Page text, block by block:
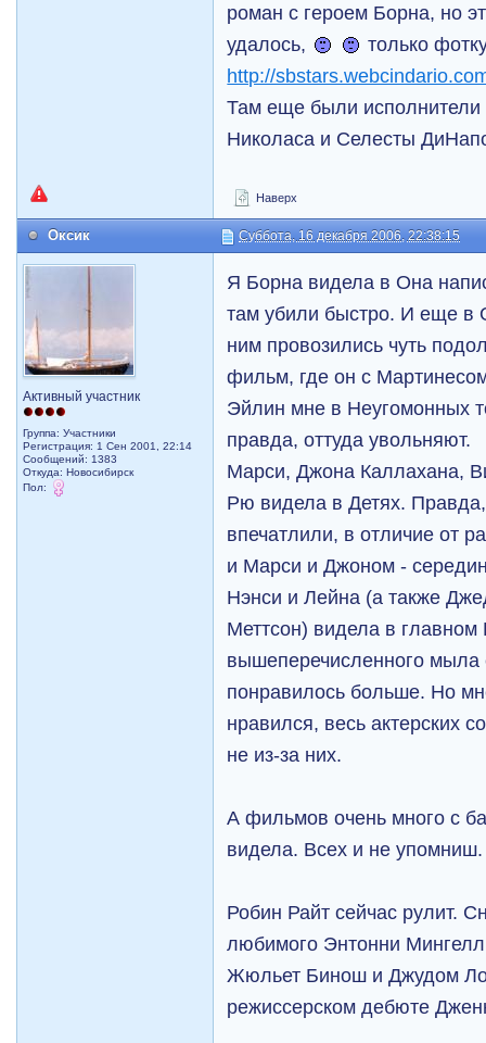
роман с героем Борна, но
удалось,
только
http://
Там еще были
Николаса и Селесты
Наверх
Оксик Суббота, 16 декабря 2006, 22:38:15
Активный участник
Группа: Участники
Регистрация: 1 Сен 2001, 22:14
Сообщений: 1383
Откуда: Новосибирск
Пол:
Я Борна видела в Она
там убили быстро. И еще в
ним провозились чуть
фильм, где он с
Эйлин мне в Неугомонных
правда, оттуда увольняют.
Марси, Джона Каллахана,
Рю видела в Детях.
впечатлили, в отличие от
и Марси и Джоном -
Нэнси и Лейна (а также
Меттсон) видела в главном
вышеперечисленного мыла
понравилось больше. Но
нравился, весь актерских
не из-за них.
А фильмов очень много с
видела. Всех и не упомниш.
Робин Райт сейчас рулит.
любимого Энтонни
Жюльет Бинош и Джудом
режиссерском дебюте